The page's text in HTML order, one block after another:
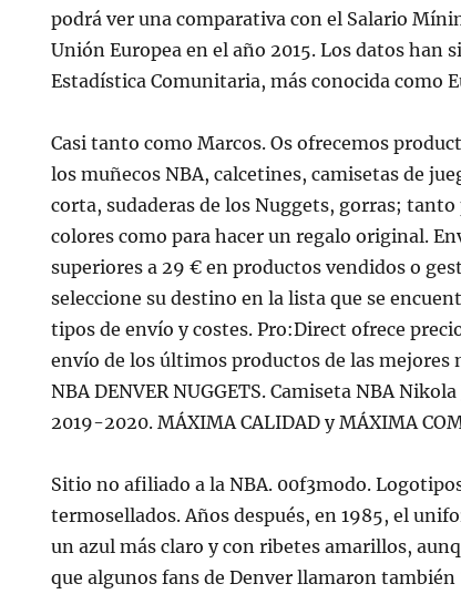
podrá ver una comparativa con el Salario
Unión Europea en el año 2015. Los datos han
Estadística Comunitaria, más conocida como
Casi tanto como Marcos. Os ofrecemos
los muñecos NBA, calcetines, camisetas de
corta, sudaderas de los Nuggets, gorras;
colores como para hacer un regalo original.
superiores a 29 € en productos vendidos o
seleccione su destino en la lista que se
tipos de envío y costes. Pro:Direct ofrece
envío de los últimos productos de las mejores
NBA DENVER NUGGETS. Camiseta NBA
2019-2020. MÁXIMA CALIDAD y MÁXIMA
Sitio no afiliado a la NBA. 00f3modo.
termosellados. Años después, en 1985, el
un azul más claro y con ribetes amarillos,
que algunos fans de Denver llamaron también